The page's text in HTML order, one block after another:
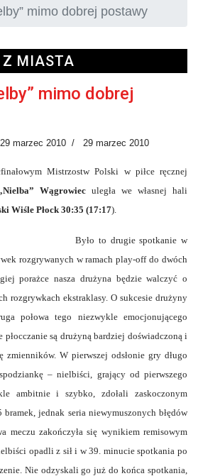
mimo dobrej postawy
Z MIASTA
mimo dobrej
29 marzec 2010 29 marzec 2010
Mistrzostw Polski w piłce ręcznej
Wągrowiec uległa we własnej hali
Wiśle Płock 30:35 (17:17).
Było to drugie spotkanie w
rozgrywanych w ramach play-off do dwóch
porażce nasza drużyna będzie walczyć o
rozgrywkach ekstraklasy. O sukcesie drużyny
połowa tego niezwykle emocjonującego
płocczanie są drużyną bardziej doświadczoną i
zmienników. W pierwszej odsłonie gry długo
– nielbiści, grający od pierwszego
ambitnie i szybko, zdołali zaskoczonym
bramek, jednak seria niewymuszonych błędów
meczu zakończyła się wynikiem remisowym
opadli z sił i w 39. minucie spotkania po
Nie odzyskali go już do końca spotkania,